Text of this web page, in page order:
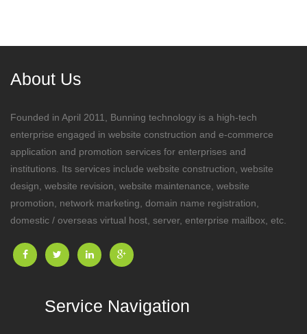
About Us
Founded in April 2011, Bunning technology is a high-tech
enterprise engaged in website construction and e-commerce
application and promotion services for enterprises and
institutions. Its services include website construction, website
design, website revision, website maintenance, website
promotion, network marketing, domain name registration,
domestic / overseas virtual host, server, enterprise mailbox, etc.
Service Navigation